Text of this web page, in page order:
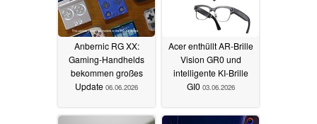
Anbernic RG XX:
Gaming-Handhelds
bekommen großes
Update 06.06.2026
Acer enthüllt AR-Brille
Vision GR0 und
intelligente KI-Brille
GI0 03.06.2026